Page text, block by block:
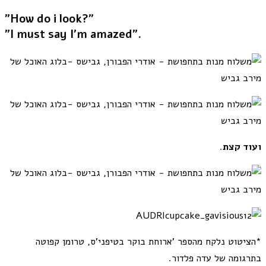
"?How do i look"
."I must say I'm amazed"
ועוד קצת.
*הציטוט נלקח מהספר 'ארוחת בוקר בטיפני'ס, טרומן קפוטה
בתרגומה של עדה פלדור.